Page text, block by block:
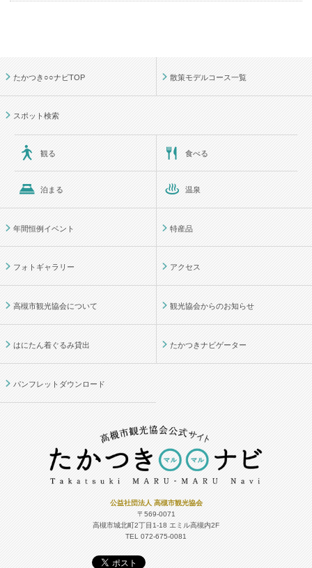
たかつき○○ナビTOP 散策モデルコース一覧
スポット検索
観る 食べる
泊まる 温泉
年間恒例イベント 特産品
フォトギャラリー アクセス
高槻市観光協会について 観光協会からのお知らせ
はにたん着ぐるみ貸出 たかつきナビゲーター
パンフレットダウンロード
公益社団法人 高槻市観光協会
〒569-0071
高槻市城北町2丁目1-18 エミル高槻内2F
TEL 072-675-0081